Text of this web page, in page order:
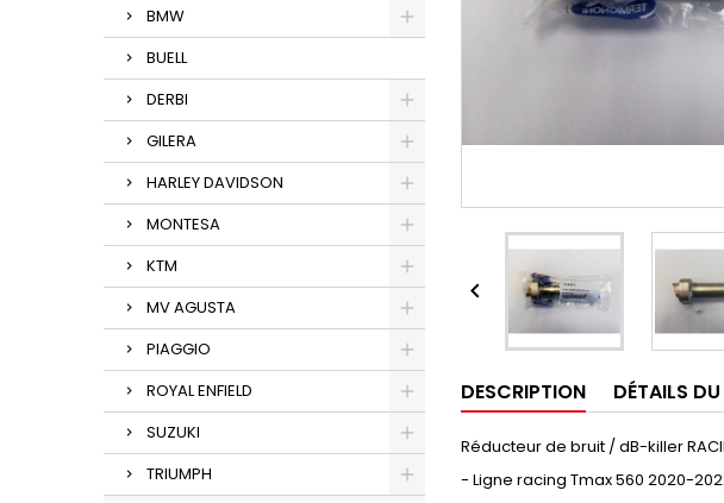
BMW
BUELL
DERBI
GILERA
HARLEY DAVIDSON
MONTESA
KTM
MV AGUSTA
PIAGGIO
ROYAL ENFIELD
SUZUKI
TRIUMPH

DESCRIPTION DÉTAILS
Réducteur de bruit / dB-killer
- Ligne racing Tmax 560 2020-